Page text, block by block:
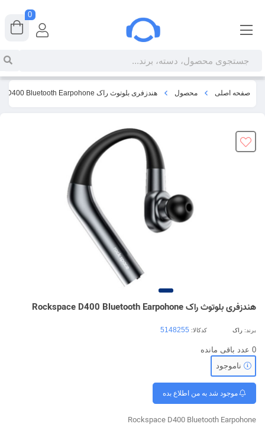
صفحه اصلی محصول هندزفری بلوتوث راک Rockspace D400 Bluetooth Earpohone
هندزفری بلوتوث راک Rockspace D400 Bluetooth Earpohone
برند: راک کدکالا:
0 عدد باقی مانده
ناموجود
موجود شد به من اطلاع بده
Rockspace D400 Bluetooth Earpohone
0